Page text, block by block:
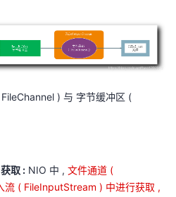
) 与 字节缓冲区 (
取 : NIO 中 , 文件通道 (
流 ( FileInputStream ) 中进行获取 ,